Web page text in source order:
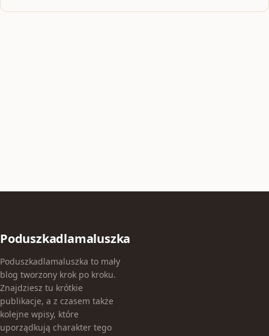
Poduszkadlamaluszka
Poduszkadlamaluszka to mały
blog tworzony krok po kroku.
Znajdziesz tu krótkie
publikacje, a z czasem także
kolejne wpisy, które
uporządkują charakter tego